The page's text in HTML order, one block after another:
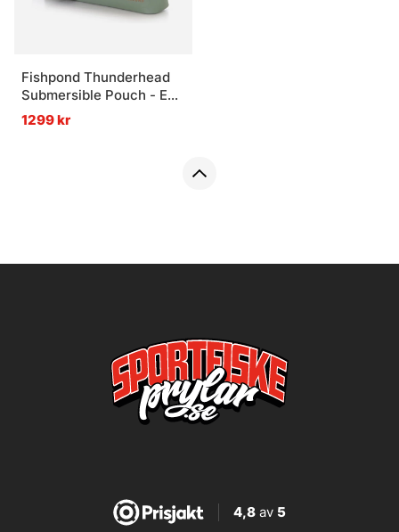
Fishpond Thunderhead
Submersible Pouch - Eco
Yucca
1299 kr
4,8av 5